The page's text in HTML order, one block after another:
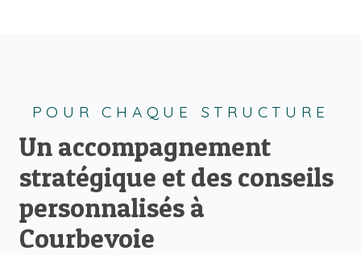
POUR CHAQUE STRUCTURE
Un accompagnement
stratégique et des conseils
personnalisés à
Courbevoie